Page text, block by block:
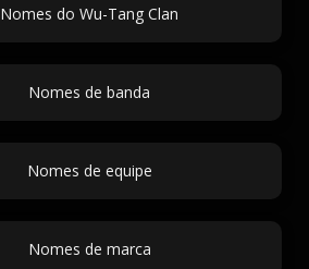
Nomes do Wu-Tang Clan
Nomes de banda
Nomes de equipe
Nomes de marca